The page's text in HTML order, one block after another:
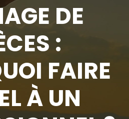
DE
:
FAIRE
À UN